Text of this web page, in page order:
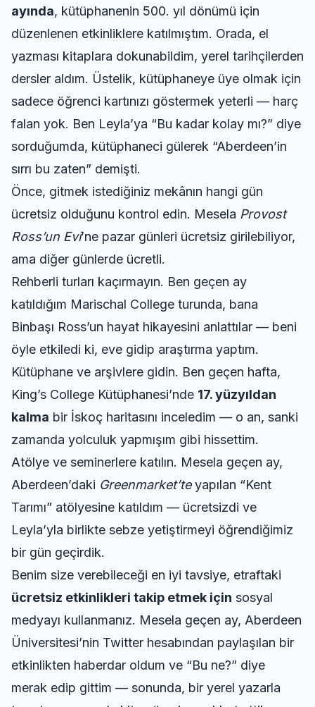
ayında, kütüphanenin 500. yıl dönümü için
düzenlenen etkinliklere katılmıştım. Orada, el
yazması kitaplara dokunabildim, yerel tarihçilerden
dersler aldım. Üstelik, kütüphaneye üye olmak için
sadece öğrenci kartınızı göstermek yeterli — harç
falan yok. Ben Leyla’ya “Bu kadar kolay mı?” diye
sorduğumda, kütüphaneci gülerek “Aberdeen’in
sırrı bu zaten” demişti.
Önce, gitmek istediğiniz mekânın hangi gün
ücretsiz olduğunu kontrol edin. Mesela Provost
Ross’un Evi’ne pazar günleri ücretsiz girilebiliyor,
ama diğer günlerde ücretli.
Rehberli turları kaçırmayın. Ben geçen ay
katıldığım Marischal College turunda, bana
Binbaşı Ross’un hayat hikayesini anlattılar — beni
öyle etkiledi ki, eve gidip araştırma yaptım.
Kütüphane ve arşivlere gidin. Ben geçen hafta,
King’s College Kütüphanesi’nde 17. yüzyıldan
kalma bir İskoç haritasını inceledim — o an, sanki
zamanda yolculuk yapmışım gibi hissettim.
Atölye ve seminerlere katılın. Mesela geçen ay,
Aberdeen’daki Greenmarket’teyapılan “Kent
Tarımı” atölyesine katıldım — ücretsizdi ve
Leyla’yla birlikte sebze yetiştirmeyi öğrendiğimiz
bir gün geçirdik.
Benim size verebileceği en iyi tavsiye, etraftaki
ücretsiz etkinlikleri takip etmek için sosyal
medyayı kullanmanız. Mesela geçen ay, Aberdeen
Üniversitesi’nin Twitter hesabından paylaşılan bir
etkinlikten haberdar oldum ve “Bu ne?” diye
merak edip gittim — sonunda, bir yerel yazarla